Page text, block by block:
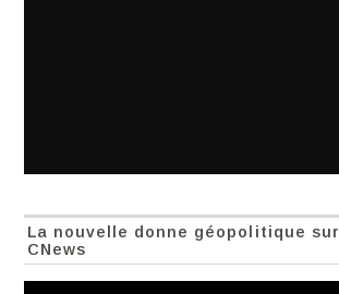
La nouvelle donne géopolitique sur
CNews